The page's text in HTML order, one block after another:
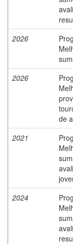
2026
2026
de
2021
2024